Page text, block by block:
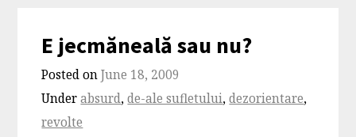
E jecmăneală sau nu?
Posted onJune 18, 2009
Underabsurd,de-ale sufletului,dezorientare,
revolte